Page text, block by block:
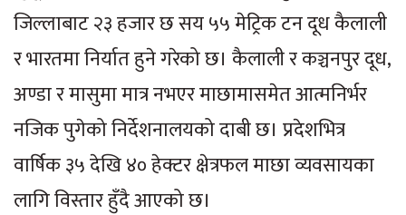
जिल्लाबाट २३ हजार छ सय ५५ मेट्रिक टन दूध कैलाली
र भारतमा निर्यात हुने गरेको छ। कैलाली र कञ्चनपुर दूध,
अण्डा र मासुमा मात्र नभएर माछामासमेत आत्मनिर्भर
नजिक पुगेको निर्देशनालयको दाबी छ। प्रदेशभित्र
वार्षिक ३५ देखि ४० हेक्टर क्षेत्रफल माछा व्यवसायका
लागि विस्तार हुँदै आएको छ।